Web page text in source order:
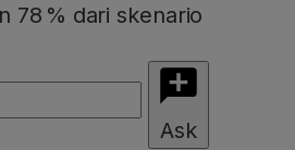
78 % dari skenario
Ask